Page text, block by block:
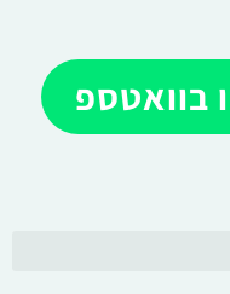
בוואטספ